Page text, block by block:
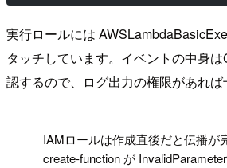
実行ロールには
タッチしています。イベントの中身
認するので、ログ出力の権限があれば
IAMロールは作成直後だと伝播が
create-function が